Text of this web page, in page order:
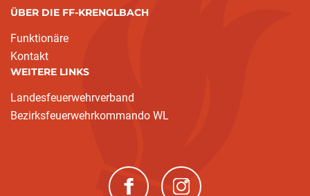
ÜBER DIE FF-KRENGLBACH
Funktionäre
Kontakt
WEITERE LINKS
Landesfeuerwehrverband
Bezirksfeuerwehrkommando WL